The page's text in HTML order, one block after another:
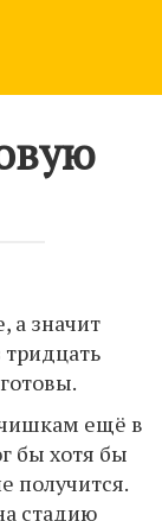
а значит
ещё в
бы хотя бы
получится.
стадию